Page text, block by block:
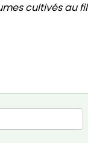
cultivés au fil